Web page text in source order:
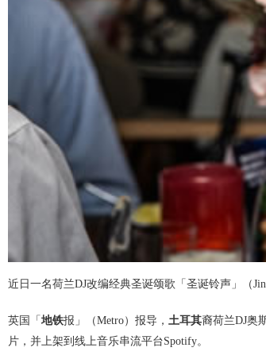
近日一名荷兰DJ改编经典圣诞颂歌「圣诞铃声」（
英国「 地铁报」（Metro）报导， 土耳其裔荷兰DJ奥
片，并上架到线上音乐串流平台Spotify。